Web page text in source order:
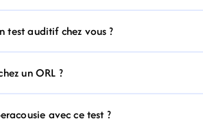
test auditif chez vous ?
un ORL ?
avec ce test ?